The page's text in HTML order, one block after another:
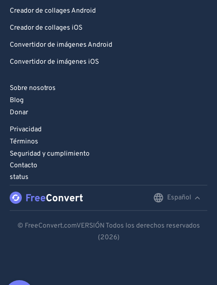
Creador de collages Android
Creador de collages iOS
Convertidor de imágenes Android
Convertidor de imágenes iOS
Sobre nosotros
Blog
Donar
Privacidad
Términos
Seguridad y cumplimiento
Contacto
status
Español
Español
© FreeConvert.comVERSIÓN Todos los derechos reservados
(2026)